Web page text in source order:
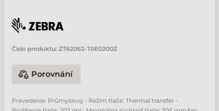
Číslo produktu: ZT62062-T0E0200Z
Porovnání
Prevedenie: Průmyslový • Režim tlače: Thermal transfer •